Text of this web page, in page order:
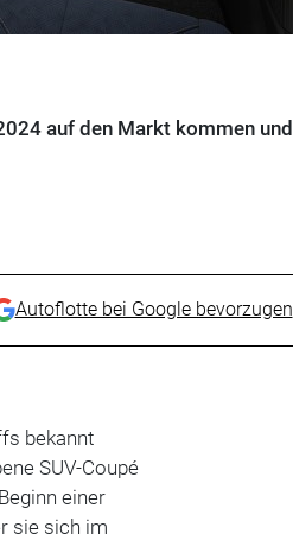
auf den Markt kommen und
Autoflotte bei Google bevorzugen
bekannt
SUV-Coupé
einer
sie sich im